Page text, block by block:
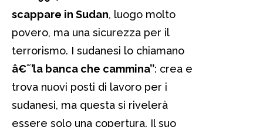
scappare in Sudan, luogo molto
povero, ma una sicurezza per il
terrorismo. I sudanesi lo chiamano
â€˜’la banca che cammina’’: crea e
trova nuovi posti di lavoro per i
sudanesi, ma questa si rivelerà
essere solo una copertura. Il suo